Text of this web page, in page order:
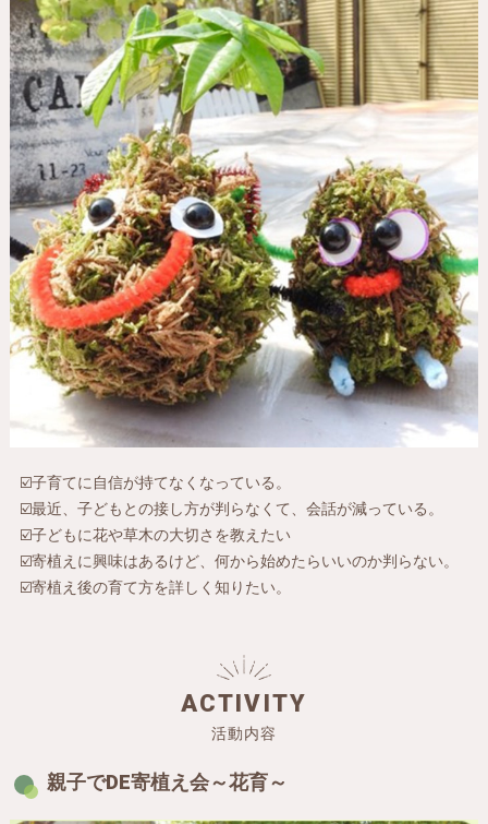
☑️子育てに自信が持てなくなっている。
☑️最近、子どもとの接し方が判らなくて、会話が減っている。
☑️子どもに花や草木の大切さを教えたい
☑️寄植えに興味はあるけど、何から始めたらいいのか判らない。
☑️寄植え後の育て方を詳しく知りたい。
活動内容
ACTIVITY
親子でDE寄植え会～花育～